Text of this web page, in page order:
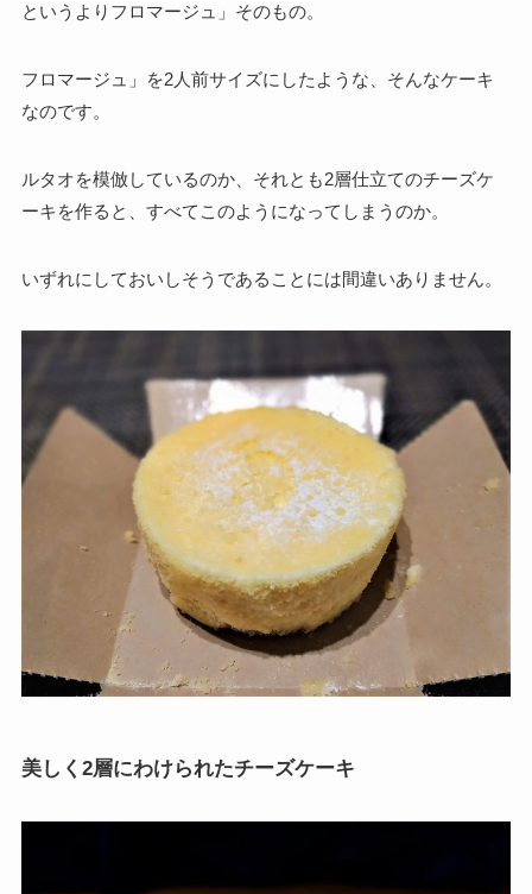
というよりフロマージュ」そのもの。
フロマージュ」を2人前サイズにしたような、そんなケーキ
なのです。
ルタオを模倣しているのか、それとも2層仕立てのチーズケ
ーキを作ると、すべてこのようになってしまうのか。
いずれにしておいしそうであることには間違いありません。
美しく2層にわけられたチーズケーキ